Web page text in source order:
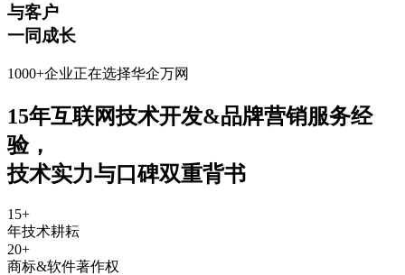
与客户
一同成长
1000+企业正在选择华企万网
15年互联网技术开发&品牌营销服务经
验，
技术实力与口碑双重背书
15+
年技术耕耘
20+
商标&软件著作权